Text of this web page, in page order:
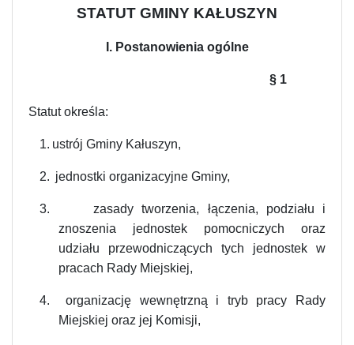
STATUT GMINY KAŁUSZYN
I. Postanowienia ogólne
§ 1
Statut określa:
1. ustrój Gminy Kałuszyn,
2. jednostki organizacyjne Gminy,
3.
zasady tworzenia, łączenia, podziału i
znoszenia jednostek pomocniczych oraz
udziału przewodniczących tych jednostek w
pracach Rady Miejskiej,
4.
organizację wewnętrzną i tryb pracy Rady
Miejskiej oraz jej Komisji,